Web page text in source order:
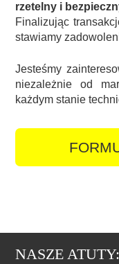
rzetelny i
Finalizując
stawiamy
Jesteśmy
niezależnie od
każdym stanie
NASZE ATUTY: